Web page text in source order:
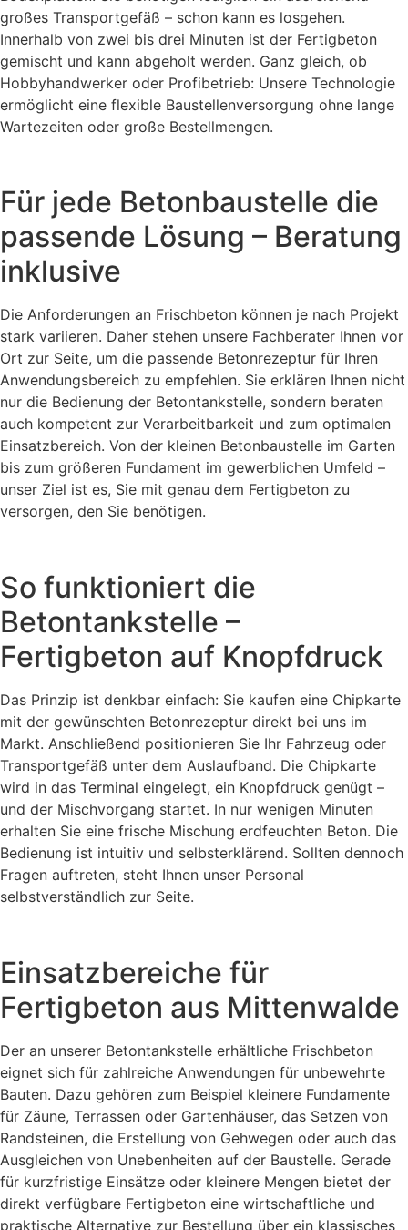
großes Transportgefäß – schon kann es losgehen.
Innerhalb von zwei bis drei Minuten ist der Fertigbeton
gemischt und kann abgeholt werden. Ganz gleich, ob
Hobbyhandwerker oder Profibetrieb: Unsere Technologie
ermöglicht eine flexible Baustellenversorgung ohne lange
Wartezeiten oder große Bestellmengen.
Für jede Betonbaustelle die
passende Lösung – Beratung
inklusive
Die Anforderungen an Frischbeton können je nach Projekt
stark variieren. Daher stehen unsere Fachberater Ihnen vor
Ort zur Seite, um die passende Betonrezeptur für Ihren
Anwendungsbereich zu empfehlen. Sie erklären Ihnen nicht
nur die Bedienung der Betontankstelle, sondern beraten
auch kompetent zur Verarbeitbarkeit und zum optimalen
Einsatzbereich. Von der kleinen Betonbaustelle im Garten
bis zum größeren Fundament im gewerblichen Umfeld –
unser Ziel ist es, Sie mit genau dem Fertigbeton zu
versorgen, den Sie benötigen.
So funktioniert die
Betontankstelle –
Fertigbeton auf Knopfdruck
Das Prinzip ist denkbar einfach: Sie kaufen eine Chipkarte
mit der gewünschten Betonrezeptur direkt bei uns im
Markt. Anschließend positionieren Sie Ihr Fahrzeug oder
Transportgefäß unter dem Auslaufband. Die Chipkarte
wird in das Terminal eingelegt, ein Knopfdruck genügt –
und der Mischvorgang startet. In nur wenigen Minuten
erhalten Sie eine frische Mischung erdfeuchten Beton. Die
Bedienung ist intuitiv und selbsterklärend. Sollten dennoch
Fragen auftreten, steht Ihnen unser Personal
selbstverständlich zur Seite.
Einsatzbereiche für
Fertigbeton aus Mittenwalde
Der an unserer Betontankstelle erhältliche Frischbeton
eignet sich für zahlreiche Anwendungen für unbewehrte
Bauten. Dazu gehören zum Beispiel kleinere Fundamente
für Zäune, Terrassen oder Gartenhäuser, das Setzen von
Randsteinen, die Erstellung von Gehwegen oder auch das
Ausgleichen von Unebenheiten auf der Baustelle. Gerade
für kurzfristige Einsätze oder kleinere Mengen bietet der
direkt verfügbare Fertigbeton eine wirtschaftliche und
praktische Alternative zur Bestellung über ein klassisches